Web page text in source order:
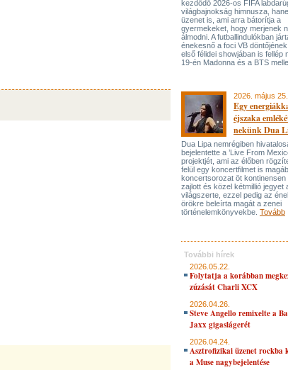
kezdődő 2026-os FIFA
világbajnokság himnusza,
üzenet is, ami arra bátorítja a
gyermekeket, hogy merjenek
álmodni. A futballindulókban
énekesnő a foci VB
első félidei showjában is fellép
19-én Madonna és a BTS
2026. május 25.
Egy
éjszaka
nekünk Dua
Dua Lipa nemrégiben
bejelentette a ’Live From
projektjét, ami az élőben
felül egy koncertfilmet is
koncertsorozat öt kontinensen
zajlott és közel kétmillió jegyet
világszerte, ezzel pedig az
örökre beleírta magát a zenei
történelemkönyvekbe. Tovább
További hírek
2026.05.22.
Folytatja a korábban
zúzását Charli XCX
2026.04.26.
Steve Angello remixelte a
Jaxx gigaslágerét
2026.04.24.
Asztrofizikai üzenet rockba
a Muse nagybejelentése